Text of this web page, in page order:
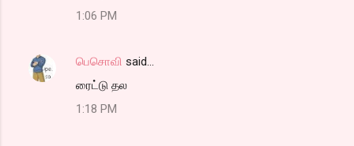
1:06 PM
பெசொவி said…
ரைட்டு தல
1:18 PM